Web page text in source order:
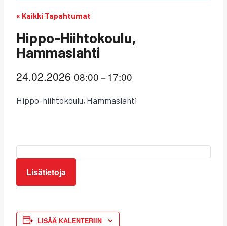
« Kaikki Tapahtumat
Hippo-Hiihtokoulu,
Hammaslahti
24.02.2026 08:00 – 17:00
Hippo-hiihtokoulu, Hammaslahti
Lisätietoja
LISÄÄ KALENTERIIN